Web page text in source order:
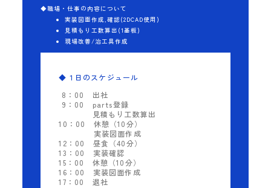
◆職場・仕事の内容について
実装図面作成,確認(2DCAD使用)
見積もり工数算出(1基板)
現場改善/治工具作成
◆１日のスケジュール
8：00
出社
9：00
parts登録
見積もり工数算出
10：00
休憩（10分）
実装図面作成
12：00
昼食（40分）
13：00
実装確認
15：00
休憩（10分）
16：00
実装図面作成
17：00
退社